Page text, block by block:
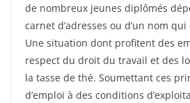
de nombreux jeunes diplômés
carnet d’adresses ou d’un nom
Une situation dont profitent des
respect du droit du travail et des
la tasse de thé. Soumettant ces
d’emploi à des conditions